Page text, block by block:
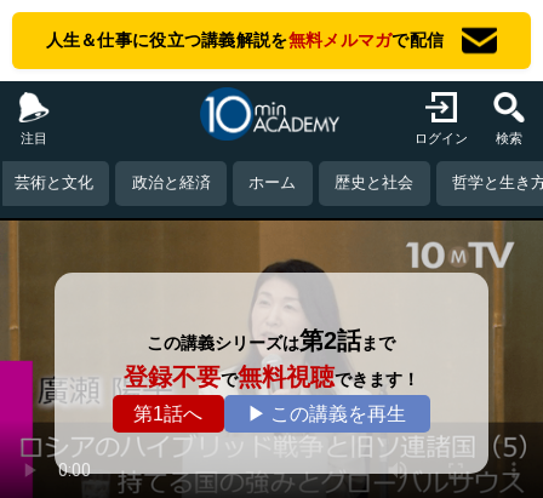
人生＆仕事に役立つ講義解説を無料メルマガで配信
注目 ログイン 検索
芸術と文化 政治と経済 ホーム 歴史と社会 哲学と生き
この講義シリーズは第2話まで
登録不要で無料視聴できます！
第1話へ ▶ この講義を再生